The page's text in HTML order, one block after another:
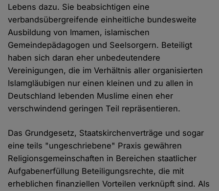
Lebens dazu. Sie beabsichtigen eine
verbandsübergreifende einheitliche bundesweite
Ausbildung von Imamen, islamischen
Gemeindepädagogen und Seelsorgern. Beteiligt
haben sich daran eher unbedeutendere
Vereinigungen, die im Verhältnis aller organisierten
Islamgläubigen nur einen kleinen und zu allen in
Deutschland lebenden Muslime einen eher
verschwindend geringen Teil repräsentieren.
Das Grundgesetz, Staatskirchenverträge und sogar
eine teils "ungeschriebene" Praxis gewähren
Religionsgemeinschaften in Bereichen staatlicher
Aufgabenerfüllung Beteiligungsrechte, die mit
erheblichen finanziellen Vorteilen verknüpft sind. Als